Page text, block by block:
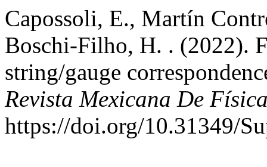
Capossoli, E., Martín
Boschi-Filho, H. . (2022).
string/gauge
Revista Mexicana De
https://doi.org/10.31349/